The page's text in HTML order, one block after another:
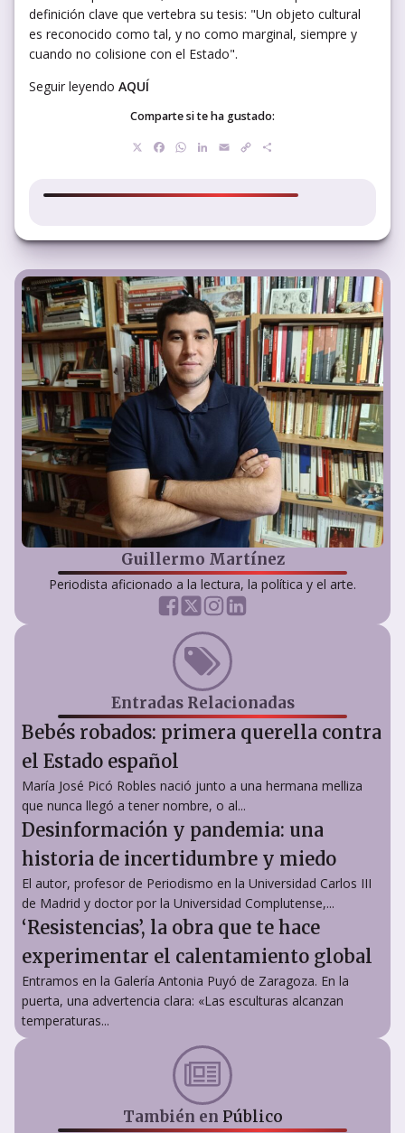
definición clave que vertebra su tesis: "Un objeto cultural
es reconocido como tal, y no como marginal, siempre y
cuando no colisione con el Estado".
Seguir leyendo AQUÍ
Comparte si te ha gustado:
Facebook
WhatsApp
LinkedIn
EmailCopy
Guillermo Martínez
Periodista aficionado a la lectura, la política y el arte.
Entradas Relacionadas
Bebés robados: primera querella contra
el Estado español
María José Picó Robles nació junto a una hermana melliza
que nunca llegó a tener nombre, o al...
Desinformación y pandemia: una
historia de incertidumbre y miedo
El autor, profesor de Periodismo en la Universidad Carlos III
de Madrid y doctor por la Universidad Complutense,...
‘Resistencias’, la obra que te hace
experimentar el calentamiento global
Entramos en la Galería Antonia Puyó de Zaragoza. En la
puerta, una advertencia clara: «Las esculturas alcanzan
temperaturas...
También en Público